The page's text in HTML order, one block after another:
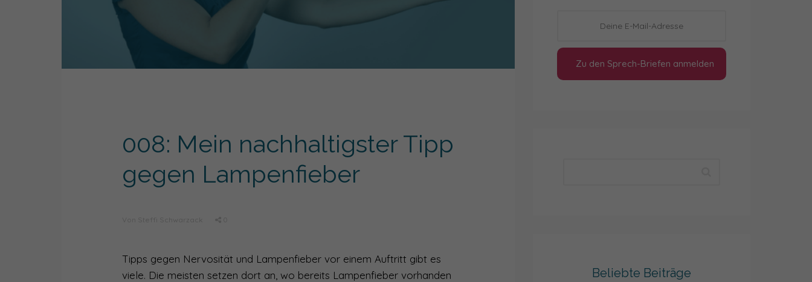
008: Mein nachhaltigster Tipp
gegen Lampenfieber
Tipps gegen Nervosität und Lampenfieber vor einem Auftritt gibt es
viele. Die meisten setzen dort an, wo bereits Lampenfieber vorhanden
Zu den Sprech-Briefen anmelden
Beliebte Beiträge